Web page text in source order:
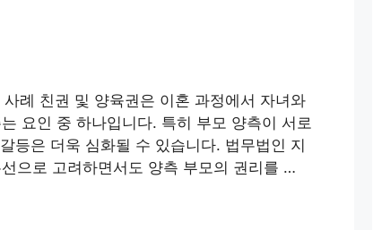
례 친권 및 양육권은 이혼 과정에서 자녀와
요인 중 하나입니다. 특히 부모 양측이 서로
등은 더욱 심화될 수 있습니다. 법무법인 지
으로 고려하면서도 양측 부모의 권리를 …